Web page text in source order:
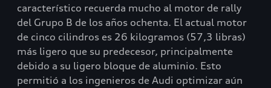
característico recuerda mucho al motor de rally
del Grupo B de los años ochenta. El actual motor
de cinco cilindros es 26 kilogramos (57,3 libras)
más ligero que su predecesor, principalmente
debido a su ligero bloque de aluminio. Esto
permitió a los ingenieros de Audi optimizar aún